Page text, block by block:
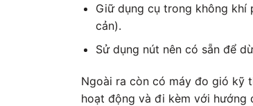
Giữ dụng cụ trong không khí
cản).
Sử dụng nút nên có sẵn để
Ngoài ra còn có máy đo gió kỹ
hoạt động và đi kèm với hướng